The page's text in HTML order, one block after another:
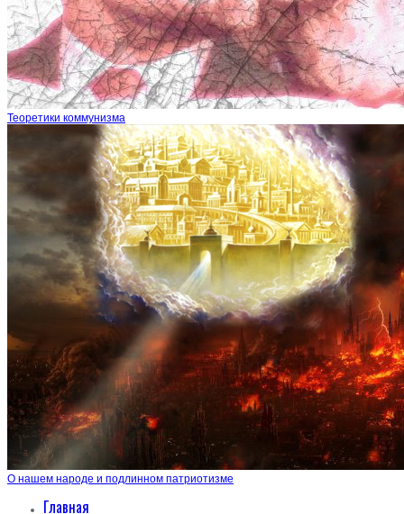
Теоретики коммунизма
О нашем народе и подлинном патриотизме
Главная